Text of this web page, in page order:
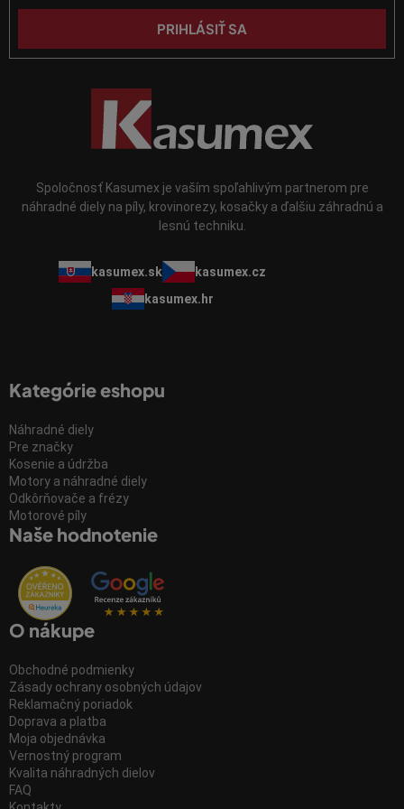
ý
p
i
Spoločnosť Kasumex je vaším spoľahlivým partnerom pre
náhradné diely na píly, krovinorezy, kosačky a ďalšiu záhradnú a
lesnú techniku.
kasumex.sk
kasumex.cz
kasumex.hr
Kategórie eshopu
Náhradné diely
Pre značky
Kosenie a údržba
Motory a náhradné diely
Odkôrňovače a frézy
Motorové píly
Naše hodnotenie
O nákupe
Obchodné podmienky
Zásady ochrany osobných údajov
Reklamačný poriadok
Doprava a platba
Moja objednávka
Vernostný program
Kvalita náhradných dielov
FAQ
PRIHLÁSIŤ SA